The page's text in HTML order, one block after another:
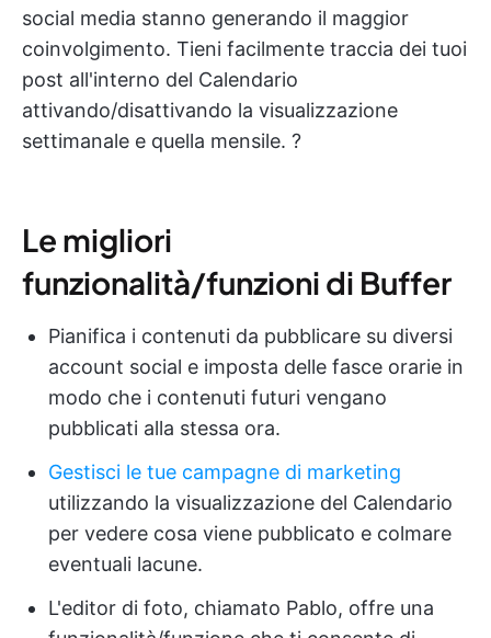
social media stanno generando il maggior
coinvolgimento. Tieni facilmente traccia dei tuoi
post all'interno del Calendario
attivando/disattivando la visualizzazione
settimanale e quella mensile. ?
Le migliori
funzionalità/funzioni di Buffer
Pianifica i contenuti da pubblicare su diversi
account social e imposta delle fasce orarie in
modo che i contenuti futuri vengano
pubblicati alla stessa ora.
Gestisci le tue campagne di marketing
utilizzando la visualizzazione del Calendario
per vedere cosa viene pubblicato e colmare
eventuali lacune.
L'editor di foto, chiamato Pablo, offre una